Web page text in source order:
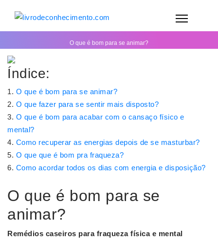
O que é bom para se animar?
Índice:
O que é bom para se animar?
O que fazer para se sentir mais disposto?
O que é bom para acabar com o cansaço físico e
mental?
Como recuperar as energias depois de se masturbar?
O que que é bom pra fraqueza?
Como acordar todos os dias com energia e disposição?
O que é bom para se
animar?
Remédios caseiros para fraqueza física e mental